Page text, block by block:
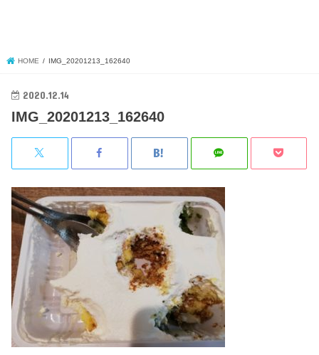
HOME IMG_20201213_162640
2020.12.14
IMG_20201213_162640